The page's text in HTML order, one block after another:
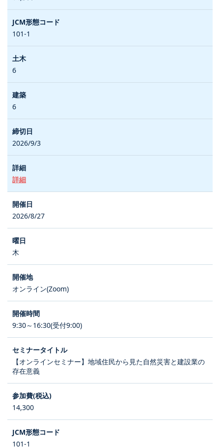
101-1
6
6
2026/9/3
詳細
2026/8/27
木
オンライン(Zoom)
9:30～16:30(受付9:00)
【オンラインセミナー】地域住民から見た自然災害と建設業の
存在意義
14,300
101-1